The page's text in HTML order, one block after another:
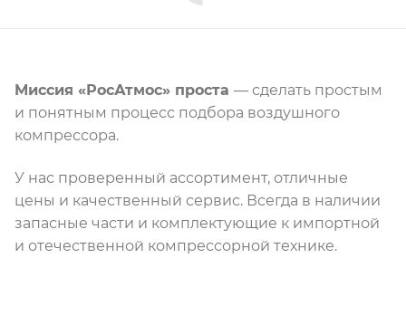
Миссия «РосАтмос» проста — сделать простым
и понятным процесс подбора воздушного
компрессора.
У нас проверенный ассортимент, отличные
цены и качественный сервис. Всегда в наличии
запасные части и комплектующие к импортной
и отечественной компрессорной технике.